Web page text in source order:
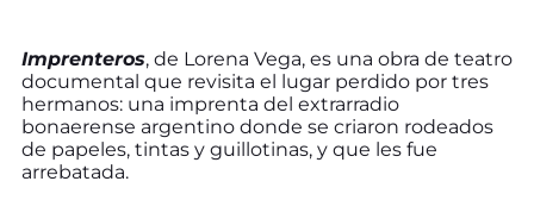
Imprenteros, de Lorena Vega, es una obra de teatro
documental que revisita el lugar perdido por tres
hermanos: una imprenta del extrarradio
bonaerense argentino donde se criaron rodeados
de papeles, tintas y guillotinas, y que les fue
arrebatada.